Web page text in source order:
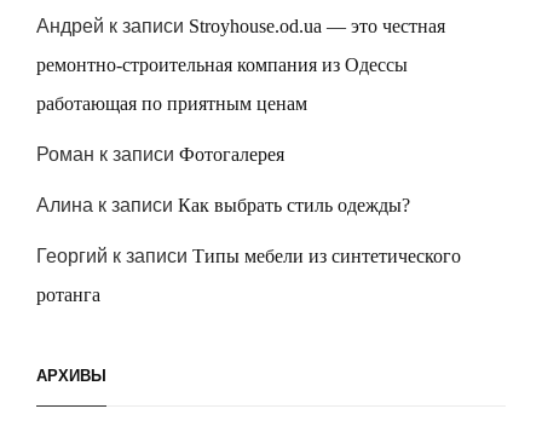
Андрей к записи Stroyhouse.od.ua — это честная
ремонтно-строительная компания из Одессы
работающая по приятным ценам
Роман к записи Фотогалерея
Алина к записи Как выбрать стиль одежды?
Георгий к записи Типы мебели из синтетического
ротанга
АРХИВЫ